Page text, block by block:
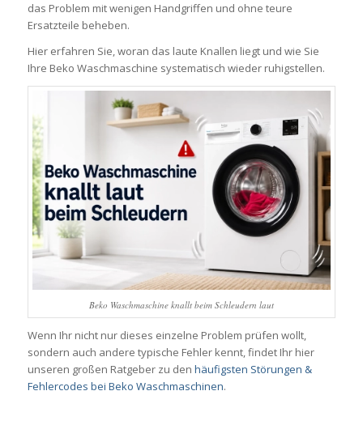
das Problem mit wenigen Handgriffen und ohne teure
Ersatzteile beheben.
Hier erfahren Sie, woran das laute Knallen liegt und wie Sie
Ihre Beko Waschmaschine systematisch wieder ruhigstellen.
Beko Waschmaschine knallt beim Schleudern laut
Wenn Ihr nicht nur dieses einzelne Problem prüfen wollt,
sondern auch andere typische Fehler kennt, findet Ihr hier
unseren großen Ratgeber zu den häufigsten Störungen &
Fehlercodes bei Beko Waschmaschinen.